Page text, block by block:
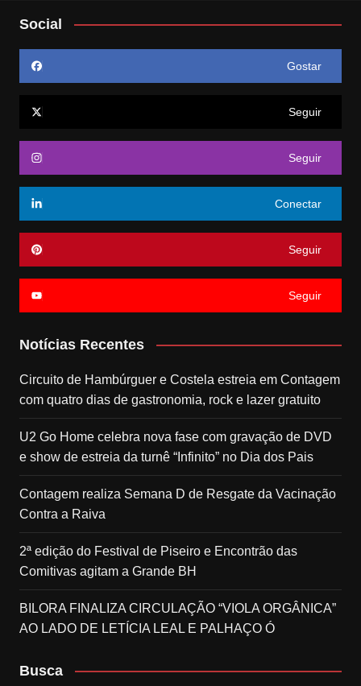
Social
Gostar
Seguir
Seguir
Conectar
Seguir
Seguir
Notícias Recentes
Circuito de Hambúrguer e Costela estreia em Contagem
com quatro dias de gastronomia, rock e lazer gratuito
U2 Go Home celebra nova fase com gravação de DVD
e show de estreia da turnê “Infinito” no Dia dos Pais
Contagem realiza Semana D de Resgate da Vacinação
Contra a Raiva
2ª edição do Festival de Piseiro e Encontrão das
Comitivas agitam a Grande BH
BILORA FINALIZA CIRCULAÇÃO “VIOLA ORGÂNICA”
AO LADO DE LETÍCIA LEAL E PALHAÇO Ó
Busca